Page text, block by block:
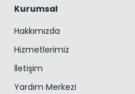
Kurumsal
Hakkımızda
Hizmetlerimiz
İletişim
Yardım Merkezi